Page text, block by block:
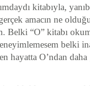
kitabıyla,
amacın ne
Belki “O” kitabı
belki
hayatta O’ndan